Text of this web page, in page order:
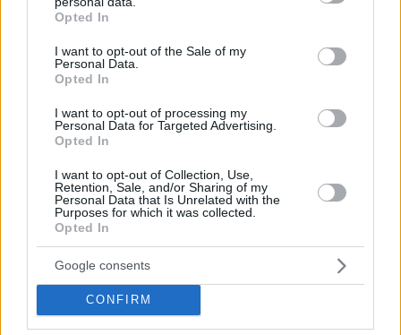
grant or deny consent to Google and its third-party tags to
use your data for below specified purposes in below Google
consent section.
Opted In
I want to opt-out of the Sale of my
Personal Data.
Opted In
I want to opt-out of processing my
Personal Data for Targeted Advertising.
Opted In
I want to opt-out of Collection, Use,
Retention, Sale, and/or Sharing of my
Personal Data that Is Unrelated with the
Purposes for which it was collected.
Opted In
Google consents
CONFIRM
Loaded:
Σεισμός 7,4 Ρίχτερ στην Κολομβία: Δεκάδες
νεκροί και τραυματίες, έρευνες στα συντρίμμια
για τους εγκλωβισμένους, δείτε βίντεο
πριν μία ώρα